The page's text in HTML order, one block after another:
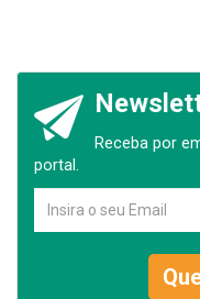
Receba por
portal.